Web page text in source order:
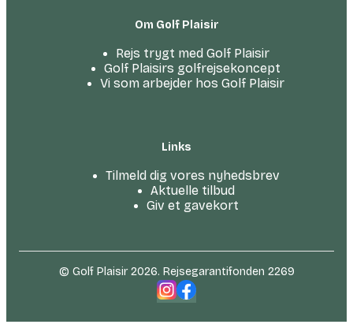
Om Golf Plaisir
Rejs trygt med Golf Plaisir
Golf Plaisirs golfrejsekoncept
Vi som arbejder hos Golf Plaisir
Links
Tilmeld dig vores nyhedsbrev
Aktuelle tilbud
Giv et gavekort
© Golf Plaisir 2026. Rejsegarantifonden 2269